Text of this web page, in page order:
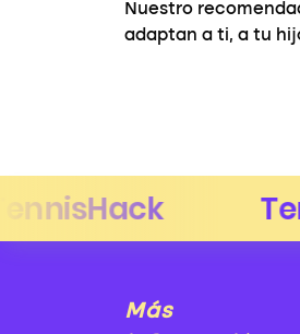
Nuestro
adaptan a ti, a tu
Más